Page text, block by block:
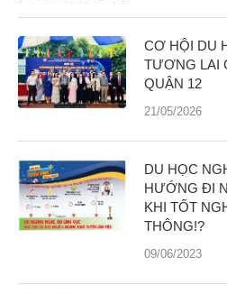
CƠ HỘI DU
TƯƠNG LAI
QUẬN 12
21/05/2026
DU HỌC
HƯỚNG ĐI
KHI TỐT
THÔNG!?
09/06/2023